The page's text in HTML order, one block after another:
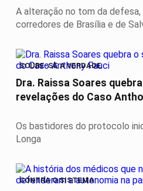
A alteração no tom da
corredores de Brasília e de
SOUBE-SE A VERDADE
Dra. Raissa Soares
revelações
Os bastidores do protocolo
Longa
CONTRA O SISTEMA